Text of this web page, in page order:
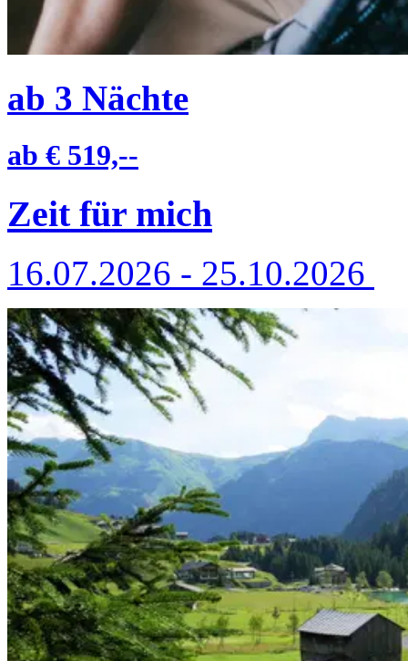
ab 3 Nächte
ab € 519,--
Zeit für mich
16.07.2026 - 25.10.2026